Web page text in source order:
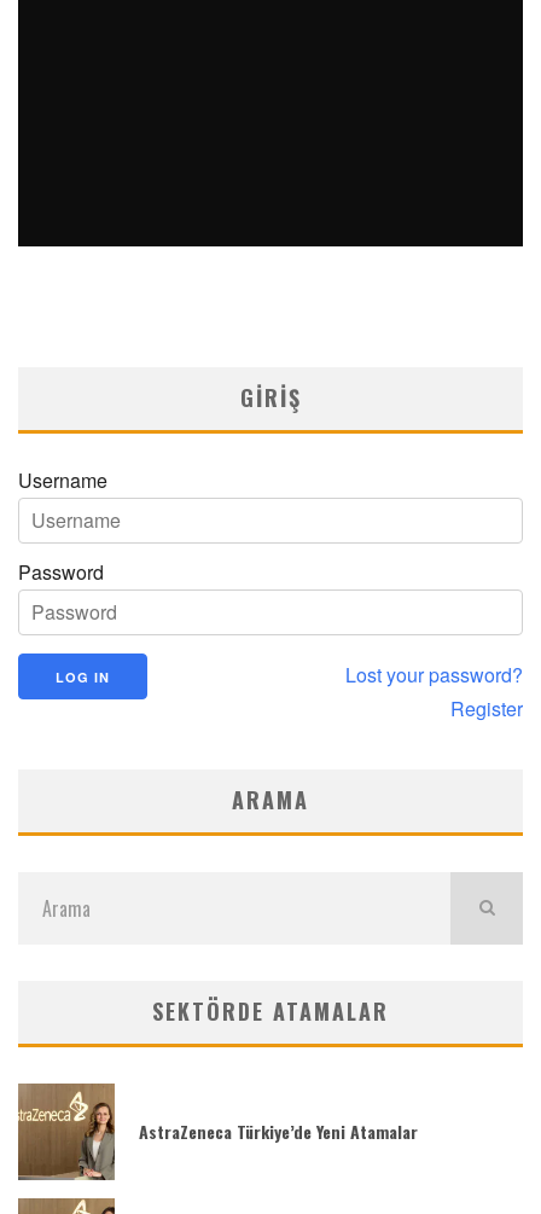
GIRIŞ
Username
Password
Lost your password?
Register
ARAMA
SEKTÖRDE ATAMALAR
AstraZeneca Türkiye’de Yeni Atamalar